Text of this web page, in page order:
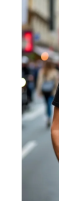
hvězdiček.